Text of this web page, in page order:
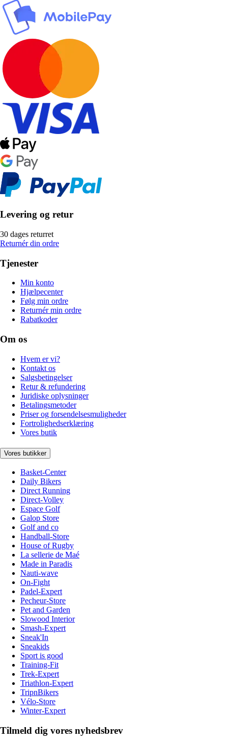
Levering og retur
30 dages returret
Returnér din ordre
Tjenester
Min konto
Hjælpecenter
Følg min ordre
Returnér min ordre
Rabatkoder
Om os
Hvem er vi?
Kontakt os
Salgsbetingelser
Retur & refundering
Juridiske oplysninger
Betalingsmetoder
Priser og forsendelsesmuligheder
Fortrolighedserklæring
Vores butik
Vores butikker
Basket-Center
Daily Bikers
Direct Running
Direct-Volley
Espace Golf
Galop Store
Golf and co
Handball-Store
House of Rugby
La sellerie de Maé
Made in Paradis
Nauti-wave
On-Fight
Padel-Expert
Pecheur-Store
Pet and Garden
Slowood Interior
Smash-Expert
Sneak'In
Sneakids
Sport is good
Training-Fit
Trek-Expert
Triathlon-Expert
TripnBikers
Vélo-Store
Winter-Expert
Tilmeld dig vores nyhedsbrev